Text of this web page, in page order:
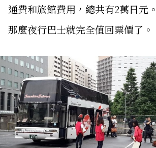
通費和旅館費用，總共有2萬日元。
那麼夜行巴士就完全值回票價了。